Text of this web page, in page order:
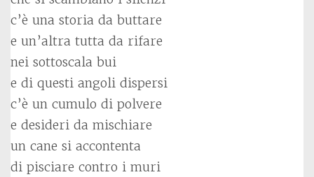
c’è una storia da buttare
e un’altra tutta da rifare
nei sottoscala bui
e di questi angoli dispersi
c’è un cumulo di polvere
e desideri da mischiare
un cane si accontenta
di pisciare contro i muri